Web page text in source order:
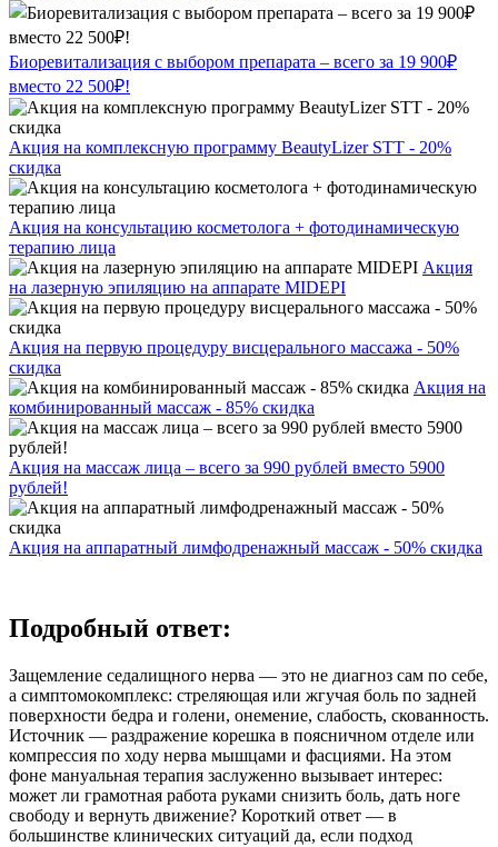
Биоревитализация с выбором препарата – всего за 19 900₽
вместо 22 500₽!
Акция на комплексную программу BeautyLizer STT - 20%
скидка
Акция на консультацию косметолога + фотодинамическую
терапию лица
Акция
на лазерную эпиляцию на аппарате MIDEPI
Акция на первую процедуру висцерального массажа - 50%
скидка
Акция на
комбинированный массаж - 85% скидка
Акция на массаж лица – всего за 990 рублей вместо 5900
рублей!
Акция на аппаратный лимфодренажный массаж - 50% скидка
Подробный ответ:
Защемление седалищного нерва — это не диагноз сам по себе,
а симптомокомплекс: стреляющая или жгучая боль по задней
поверхности бедра и голени, онемение, слабость, скованность.
Источник — раздражение корешка в поясничном отделе или
компрессия по ходу нерва мышцами и фасциями. На этом
фоне мануальная терапия заслуженно вызывает интерес:
может ли грамотная работа руками снизить боль, дать ноге
свободу и вернуть движение? Короткий ответ — в
большинстве клинических ситуаций да, если подход